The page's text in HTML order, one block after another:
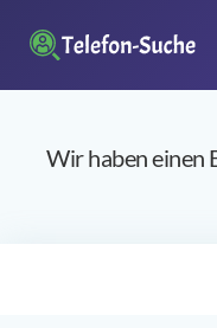
Wir haben einen